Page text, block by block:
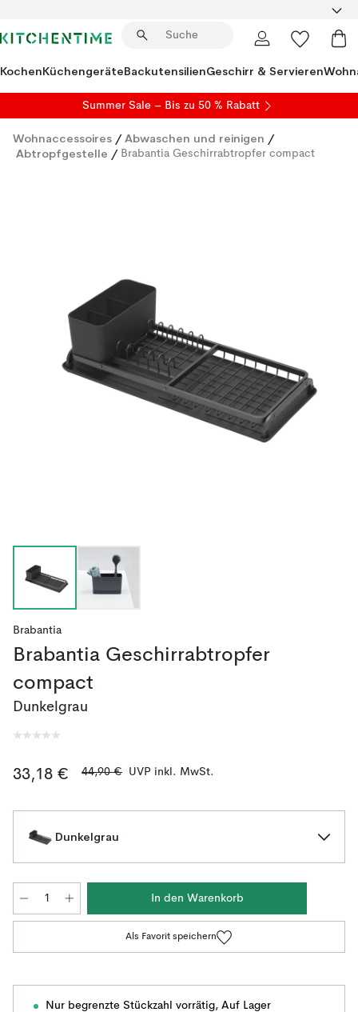
KochenKüchengeräteBackutensilienGeschirr & Servieren
Summer Sale – Bis zu 50 % Rabatt
Wohnaccessoires / Abwaschen und reinigen /
Abtropfgestelle / Brabantia Geschirrabtropfer compact
Brabantia
Brabantia Geschirrabtropfer
compact
Dunkelgrau
33,18 € 44,90 € UVP inkl. MwSt.
Dunkelgrau
In den Warenkorb
Als Favorit speichern
Nur begrenzte Stückzahl vorrätig, Auf Lager